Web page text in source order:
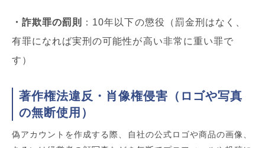
・詐欺罪の罰則
：10年以下の懲役（罰金刑はなく、
有罪になれば実刑の可能性が高い非常に重い罪で
す）
著作権法違反・肖像権侵害（ロゴや写真
の無断使用）
偽アカウントを作成する際、自社の公式ロゴや商品の画像、